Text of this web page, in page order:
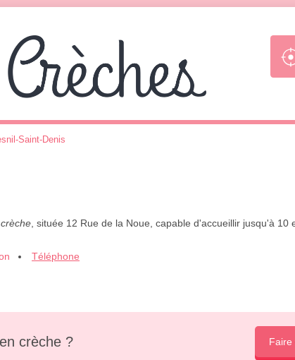
Saint-Denis
, située 12 Rue de la Noue, capable d'accueillir jusqu'à
Téléphone
crèche ? Faire